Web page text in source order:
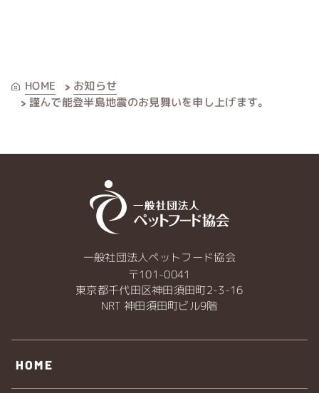
HOME お知らせ
謹んで能登半島地震のお見舞いを申し上げます。
一般社団法人ペットフード協会
〒101-0041
東京都千代田区神田須田町2-3-16
NRT 神田須田町ビル9階
HOME